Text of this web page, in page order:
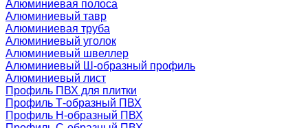
Алюминиевая полоса
Алюминиевый тавр
Алюминиевая труба
Алюминиевый уголок
Алюминиевый швеллер
Алюминиевый Ш-образный профиль
Алюминиевый лист
Профиль ПВХ для плитки
Профиль Т-образный ПВХ
Профиль H-образный ПВХ